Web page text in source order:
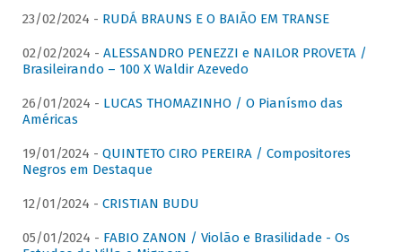
23/02/2024 - RUDÁ BRAUNS E O BAIÃO EM TRANSE
02/02/2024 - ALESSANDRO PENEZZI e NAILOR PROVETA /
Brasileirando – 100 X Waldir Azevedo
26/01/2024 - LUCAS THOMAZINHO / O Pianísmo das
Américas
19/01/2024 - QUINTETO CIRO PEREIRA / Compositores
Negros em Destaque
12/01/2024 - CRISTIAN BUDU
05/01/2024 - FABIO ZANON / Violão e Brasilidade - Os